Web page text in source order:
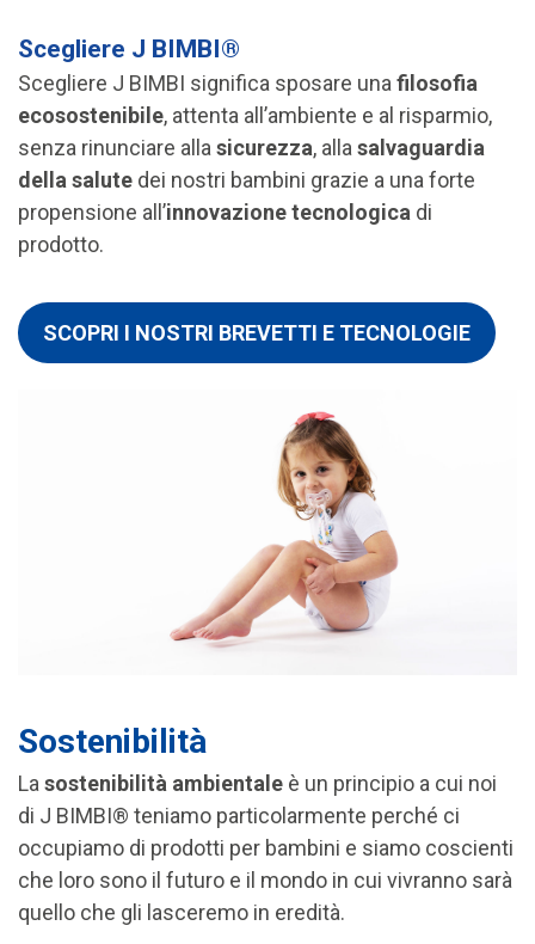
Scegliere J BIMBI®
Scegliere J BIMBI significa sposare una filosofia
ecosostenibile, attenta all’ambiente e al risparmio,
senza rinunciare alla sicurezza, alla salvaguardia
della salute dei nostri bambini grazie a una forte
propensione all’innovazione tecnologica di
prodotto.
SCOPRI I NOSTRI BREVETTI E TECNOLOGIE
Sostenibilità
La sostenibilità ambientale è un principio a cui noi
di J BIMBI® teniamo particolarmente perché ci
occupiamo di prodotti per bambini e siamo coscienti
che loro sono il futuro e il mondo in cui vivranno sarà
quello che gli lasceremo in eredità.